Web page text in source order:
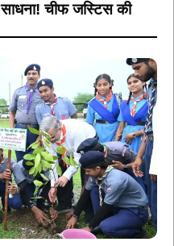
चीफ जस्टिस की